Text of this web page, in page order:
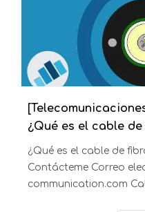
GYFXTCubo central
acero Cable blindado
estructurales: Cable
llamado cable de tubo
aplicación: Instalado